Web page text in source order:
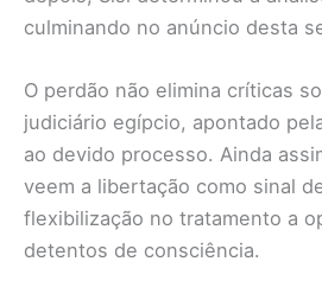
culminando no anúncio desta
O perdão não elimina críticas
judiciário egípcio, apontado
ao devido processo. Ainda
veem a libertação como sinal
flexibilização no tratamento a
detentos de consciência.